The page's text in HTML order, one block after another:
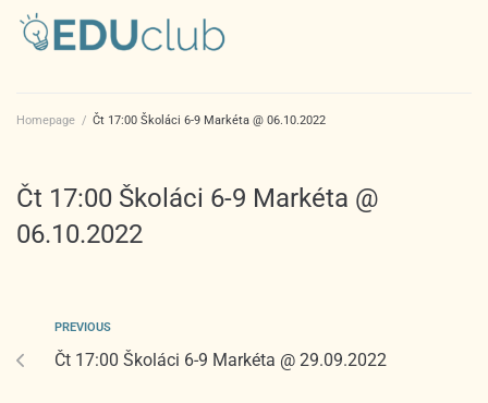
Homepage / Čt 17:00 Školáci 6-9 Markéta @ 06.10.2022
Čt 17:00 Školáci 6-9 Markéta @
06.10.2022
PREVIOUS
Čt 17:00 Školáci 6-9 Markéta @ 29.09.2022